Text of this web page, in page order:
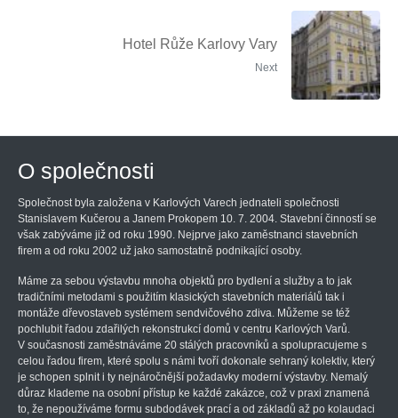
Hotel Růže Karlovy Vary
Next
O společnosti
Společnost byla založena v Karlových Varech jednateli společnosti
Stanislavem Kučerou a Janem Prokopem 10. 7. 2004. Stavební činností se
však zabýváme již od roku 1990. Nejprve jako zaměstnanci stavebních
firem a od roku 2002 už jako samostatně podnikající osoby.
Máme za sebou výstavbu mnoha objektů pro bydlení a služby a to jak
tradičními metodami s použitím klasických stavebních materiálů tak i
montáže dřevostaveb systémem sendvičového zdiva. Můžeme se též
pochlubit řadou zdařilých rekonstrukcí domů v centru Karlových Varů.
V současnosti zaměstnáváme 20 stálých pracovníků a spolupracujeme s
celou řadou firem, které spolu s námi tvoří dokonale sehraný kolektiv, který
je schopen splnit i ty nejnáročnější požadavky moderní výstavby. Nemalý
důraz klademe na osobní přístup ke každé zakázce, což v praxi znamená
to, že nepoužíváme formu subdodávek prací a od základů až po kolaudaci